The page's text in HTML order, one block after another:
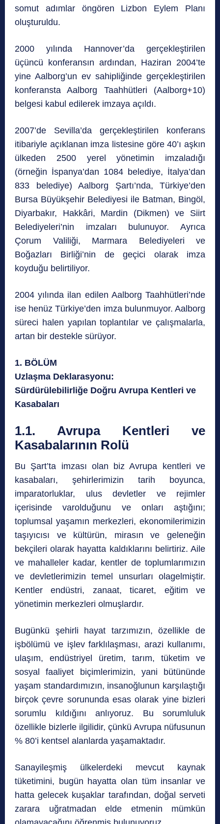
somut adımlar öngören Lizbon Eylem Planı
oluşturuldu.
2000 yılında Hannover’da gerçekleştirilen
üçüncü konferansın ardından, Haziran 2004’te
yine Aalborg’un ev sahipliğinde gerçekleştirilen
konferansta Aalborg Taahhütleri (Aalborg+10)
belgesi kabul edilerek imzaya açıldı.
2007’de Sevilla’da gerçekleştirilen konferans
itibariyle açıklanan imza listesine göre 40’ı aşkın
ülkeden 2500 yerel yönetimin imzaladığı
(örneğin İspanya’dan 1084 belediye, İtalya’dan
833 belediye) Aalborg Şartı’nda, Türkiye’den
Bursa Büyükşehir Belediyesi ile Batman, Bingöl,
Diyarbakır, Hakkâri, Mardin (Dikmen) ve Siirt
Belediyeleri’nin imzaları bulunuyor. Ayrıca
Çorum Valiliği, Marmara Belediyeleri ve
Boğazları Birliği’nin de geçici olarak imza
koyduğu belirtiliyor.
2004 yılında ilan edilen Aalborg Taahhütleri’nde
ise henüz Türkiye’den imza bulunmuyor. Aalborg
süreci halen yapılan toplantılar ve çalışmalarla,
artan bir destekle sürüyor.
1. BÖLÜM
Uzlaşma Deklarasyonu:
Sürdürülebilirliğe Doğru Avrupa Kentleri ve
Kasabaları
1.1. Avrupa Kentleri ve
Kasabalarının Rolü
Bu Şart’ta imzası olan biz Avrupa kentleri ve
kasabaları, şehirlerimizin tarih boyunca,
imparatorluklar, ulus devletler ve rejimler
içerisinde varolduğunu ve onları aştığını;
toplumsal yaşamın merkezleri, ekonomilerimizin
taşıyıcısı ve kültürün, mirasın ve geleneğin
bekçileri olarak hayatta kaldıklarını belirtiriz. Aile
ve mahalleler kadar, kentler de toplumlarımızın
ve devletlerimizin temel unsurları olagelmiştir.
Kentler endüstri, zanaat, ticaret, eğitim ve
yönetimin merkezleri olmuşlardır.
Bugünkü şehirli hayat tarzımızın, özellikle de
işbölümü ve işlev farklılaşması, arazi kullanımı,
ulaşım, endüstriyel üretim, tarım, tüketim ve
sosyal faaliyet biçimlerimizin, yani bütününde
yaşam standardımızın, insanoğlunun karşılaştığı
birçok çevre sorununda esas olarak yine bizleri
sorumlu kıldığını anlıyoruz. Bu sorumluluk
özellikle bizlerle ilgilidir, çünkü Avrupa nüfusunun
% 80’i kentsel alanlarda yaşamaktadır.
Sanayileşmiş ülkelerdeki mevcut kaynak
tüketimini, bugün hayatta olan tüm insanlar ve
hatta gelecek kuşaklar tarafından, doğal serveti
zarara uğratmadan elde etmenin mümkün